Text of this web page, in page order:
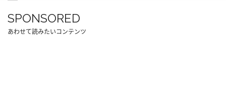
SPONSORED
あわせて読みたいコンテンツ